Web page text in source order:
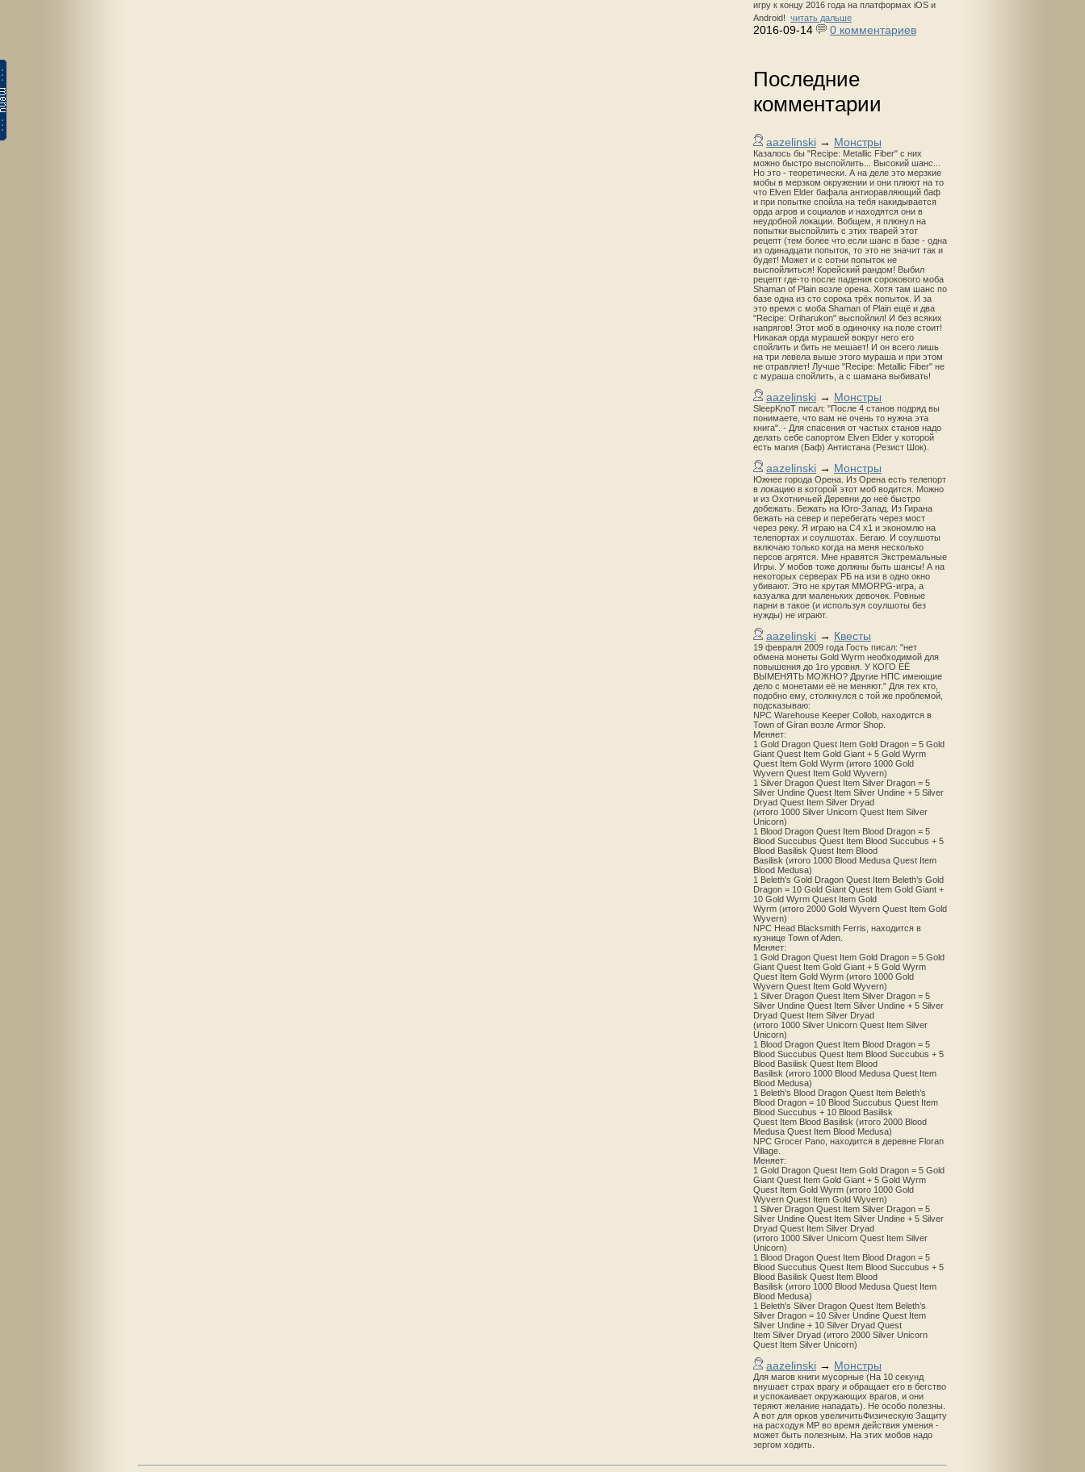
игру к концу 2016 года на платформах iOS и
Android! читать дальше
2016-09-14 0 комментариев
Последние
комментарии
aazelinski → Монстры
Казалось бы "Recipe: Metallic Fiber" с них
можно быстро выспойлить... Высокий шанс...
Но это - теоретически. А на деле это мерзкие
мобы в мерзком окружении и они плюют на то
что Elven Elder бафала антиоравляющий баф
и при попытке спойла на тебя накидывается
орда агров и социалов и находятся они в
неудобной локации. Вобщем, я плюнул на
попытки выспойлить с этих тварей этот
рецепт (тем более что если шанс в базе - одна
из одинадцати попыток, то это не значит так и
будет! Может и с сотни попыток не
выспойлиться! Корейский рандом! Выбил
рецепт где-то после падения сорокового моба
Shaman of Plain возле орена. Хотя там шанс по
базе одна из сто сорока трёх попыток. И за
это время с моба Shaman of Plain ещё и два
"Recipe: Oriharukon" выспойлил! И без всяких
напрягов! Этот моб в одиночку на поле стоит!
Никакая орда мурашей вокруг него его
спойлить и бить не мешает! И он всего лишь
на три левела выше этого мураша и при этом
не отравляет! Лучше "Recipe: Metallic Fiber" не
с мураша спойлить, а с шамана выбивать!
aazelinski → Монстры
SleepKnoT писал: "После 4 станов подряд вы
понимаете, что вам не очень то нужна эта
книга". - Для спасения от частых станов надо
делать себе сапортом Elven Elder у которой
есть магия (Баф) Антистана (Резист Шок).
aazelinski → Монстры
Южнее города Орена. Из Орена есть телепорт
в локацию в которой этот моб водится. Можно
и из Охотничьей Деревни до неё быстро
добежать. Бежать на Юго-Запад. Из Гирана
бежать на север и перебегать через мост
через реку. Я играю на С4 х1 и экономлю на
телепортах и соулшотах. Бегаю. И соулшоты
включаю только когда на меня несколько
персов агрятся. Мне нравятся Экстремальные
Игры. У мобов тоже должны быть шансы! А на
некоторых серверах РБ на изи в одно окно
убивают. Это не крутая MMORPG-игра, а
казуалка для маленьких девочек. Ровные
парни в такое (и используя соулшоты без
нужды) не играют.
aazelinski → Квесты
19 февраля 2009 года Гость писал: "нет
обмена монеты Gold Wyrm необходимой для
повышения до 1го уровня. У КОГО ЕЁ
ВЫМЕНЯТЬ МОЖНО? Другие НПС имеющие
дело с монетами её не меняют." Для тех кто,
подобно ему, столкнулся с той же проблемой,
подсказываю:
NPC Warehouse Keeper Collob, находится в
Town of Giran возле Armor Shop.
Меняет:
1 Gold Dragon Quest Item Gold Dragon = 5 Gold
Giant Quest Item Gold Giant + 5 Gold Wyrm
Quest Item Gold Wyrm (итого 1000 Gold
Wyvern Quest Item Gold Wyvern)
1 Silver Dragon Quest Item Silver Dragon = 5
Silver Undine Quest Item Silver Undine + 5 Silver
Dryad Quest Item Silver Dryad
(итого 1000 Silver Unicorn Quest Item Silver
Unicorn)
1 Blood Dragon Quest Item Blood Dragon = 5
Blood Succubus Quest Item Blood Succubus + 5
Blood Basilisk Quest Item Blood
Basilisk (итого 1000 Blood Medusa Quest Item
Blood Medusa)
1 Beleth's Gold Dragon Quest Item Beleth’s Gold
Dragon = 10 Gold Giant Quest Item Gold Giant +
10 Gold Wyrm Quest Item Gold
Wyrm (итого 2000 Gold Wyvern Quest Item Gold
Wyvern)
NPC Head Blacksmith Ferris, находится в
кузнице Town of Aden.
Меняет:
1 Gold Dragon Quest Item Gold Dragon = 5 Gold
Giant Quest Item Gold Giant + 5 Gold Wyrm
Quest Item Gold Wyrm (итого 1000 Gold
Wyvern Quest Item Gold Wyvern)
1 Silver Dragon Quest Item Silver Dragon = 5
Silver Undine Quest Item Silver Undine + 5 Silver
Dryad Quest Item Silver Dryad
(итого 1000 Silver Unicorn Quest Item Silver
Unicorn)
1 Blood Dragon Quest Item Blood Dragon = 5
Blood Succubus Quest Item Blood Succubus + 5
Blood Basilisk Quest Item Blood
Basilisk (итого 1000 Blood Medusa Quest Item
Blood Medusa)
1 Beleth's Blood Dragon Quest Item Beleth’s
Blood Dragon = 10 Blood Succubus Quest Item
Blood Succubus + 10 Blood Basilisk
Quest Item Blood Basilisk (итого 2000 Blood
Medusa Quest Item Blood Medusa)
NPC Grocer Pano, находится в деревне Floran
Village.
Меняет:
1 Gold Dragon Quest Item Gold Dragon = 5 Gold
Giant Quest Item Gold Giant + 5 Gold Wyrm
Quest Item Gold Wyrm (итого 1000 Gold
Wyvern Quest Item Gold Wyvern)
1 Silver Dragon Quest Item Silver Dragon = 5
Silver Undine Quest Item Silver Undine + 5 Silver
Dryad Quest Item Silver Dryad
(итого 1000 Silver Unicorn Quest Item Silver
Unicorn)
1 Blood Dragon Quest Item Blood Dragon = 5
Blood Succubus Quest Item Blood Succubus + 5
Blood Basilisk Quest Item Blood
Basilisk (итого 1000 Blood Medusa Quest Item
Blood Medusa)
1 Beleth's Silver Dragon Quest Item Beleth’s
Silver Dragon = 10 Silver Undine Quest Item
Silver Undine + 10 Silver Dryad Quest
Item Silver Dryad (итого 2000 Silver Unicorn
Quest Item Silver Unicorn)
aazelinski → Монстры
Для магов книги мусорные (На 10 секунд
внушает страх врагу и обращает его в бегство
и успокаивает окружающих врагов, и они
теряют желание нападать). Не особо полезны.
А вот для орков увеличитьФизическую Защиту
на расходуя MP во время действия умения -
может быть полезным. На этих мобов надо
зергом ходить.